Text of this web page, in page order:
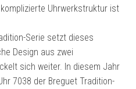
Uhrwerkstruktur ist
Serie setzt dieses
Design aus zwei
sich weiter. In diesem Jahr
7038 der Breguet Tradition-